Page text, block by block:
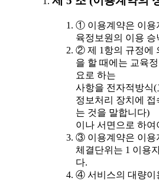
① 이용계약은 이용
육정보원의 이용
② 제 1항의 규정에
을 할 때에는 교육
요로 하는
사항을 전자적방식
정보처리 장치에
는 것을 말합니다)
이나 서면으로 하여
③ 이용계약은 이용
체결단위는 1 이용
다.
④ 서비스의 대량이